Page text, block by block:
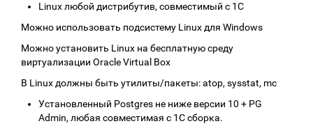
Linux любой дистрибутив, совместимый с 1С
Можно использовать подсистему Linux для Windows
Можно установить Linux на бесплатную среду
виртуализации Oracle Virtual Box
В Linux должны быть утилиты/пакеты: atop, sysstat, mc
Установленный Postgres не ниже версии 10 + PG
Admin, любая совместимая с 1С сборка.